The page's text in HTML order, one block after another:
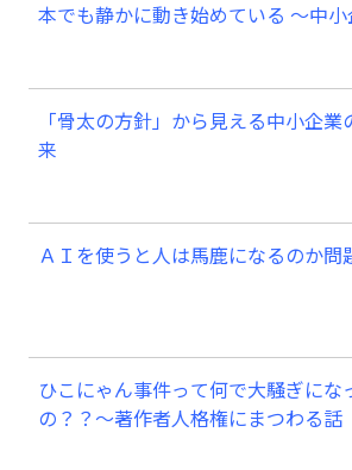
本でも静かに動き始めている ～中小
業経営者が今、見直すべき採用・業
「骨太の方針」から見える中小企業
来
ＡＩを使うと人は馬鹿になるのか問
ひこにゃん事件って何で大騒ぎにな
の？？～著作者人格権にまつわる話